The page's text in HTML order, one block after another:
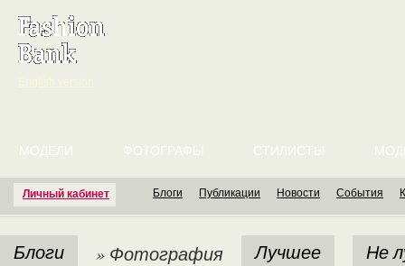
Личный кабинет
МОДЕЛИ ФОТОГРАФЫ СТИЛИСТЫ
Блоги Публикации Новости События
Блоги » Фотография Лучшее Не